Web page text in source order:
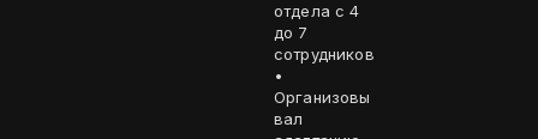
отдела с 4
до 7
сотрудников
•
Организовы
вал